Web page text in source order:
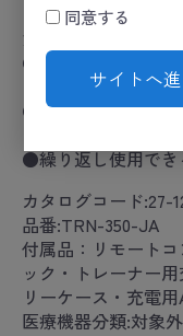
同意する
サイトへ
※トレーナーは、
ための装置です。
●インストラクター
ートできます。
●1つのリモコンに
●繰り返し使用でき
カタログコード:27-
品番:TRN-350-JA
付属品：リモート
ック・トレーナー
リーケース・充電
医療機器分類:対象外